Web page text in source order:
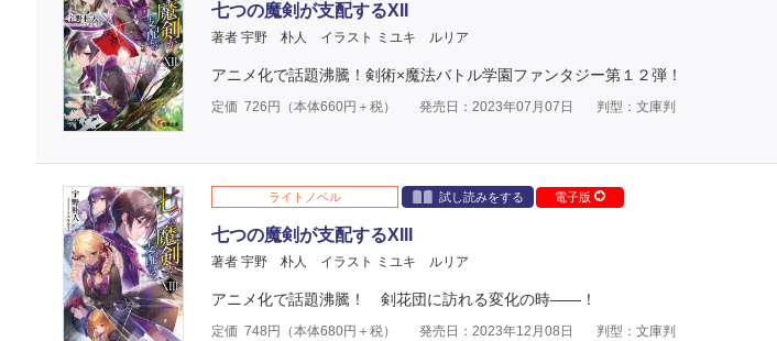
七つの魔剣が支配するXII
著者 宇野 朴人 イラスト ミユキ ルリア
アニメ化で話題沸騰！剣術×魔法バトル学園ファンタジー第１２弾！
定価 726 円（本体660円＋税） 発売日：2023年07月07日 判型：文庫判
ライトノベル 試し読みをする 電子版
七つの魔剣が支配するXIII
著者 宇野 朴人 イラスト ミユキ ルリア
アニメ化で話題沸騰！ 剣花団に訪れる変化の時――！
定価 748 円（本体680円＋税） 発売日：2023年12月08日 判型：文庫判